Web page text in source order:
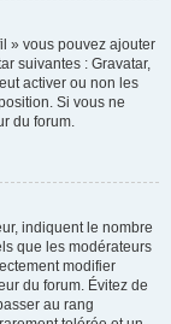
» vous pouvez ajouter
suivantes : Gravatar,
activer ou non les
Si vous ne
du forum.
indiquent le nombre
que les modérateurs
modifier
du forum. Évitez de
au rang